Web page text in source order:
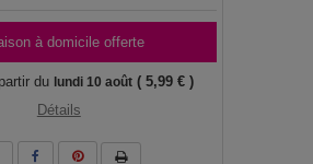
à domicile offerte
du lundi 10 août ( 5,99 € )
Détails